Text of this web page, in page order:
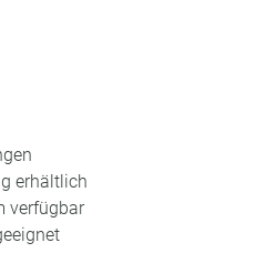
erhältlich
verfügbar